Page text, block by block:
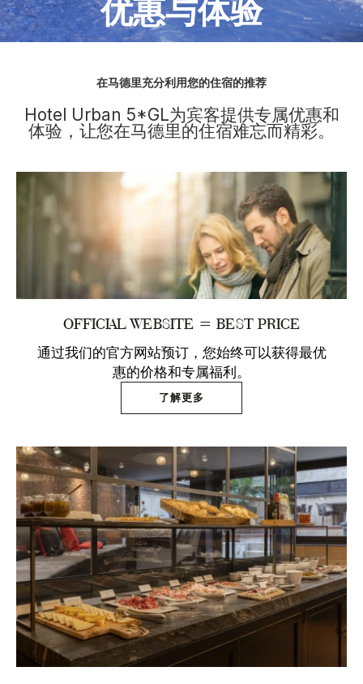
优惠与体验
在马德里充分利用您的住宿的推荐
Hotel Urban 5*GL为宾客提供专属优惠和
体验，让您在马德里的住宿难忘而精彩。
OFFICIAL WEBSITE = BEST PRICE
通过我们的官方网站预订，您始终可以获得最优
惠的价格和专属福利。
了解更多